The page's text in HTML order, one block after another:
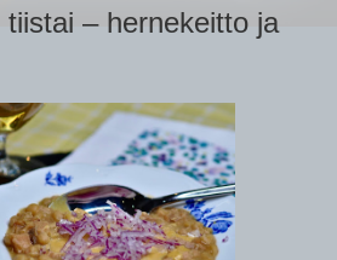
– hernekeitto ja